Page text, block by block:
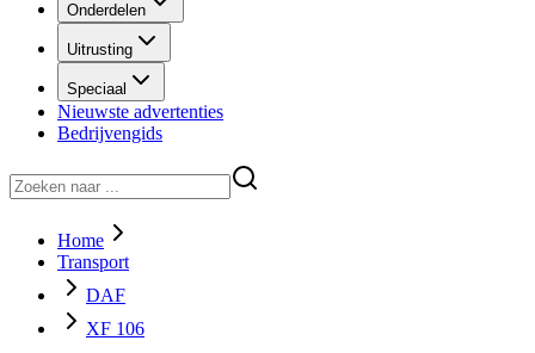
Onderdelen
Uitrusting
Speciaal
Nieuwste advertenties
Bedrijvengids
Home
Transport
DAF
XF 106